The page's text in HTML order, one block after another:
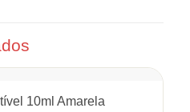
10ml Amarela